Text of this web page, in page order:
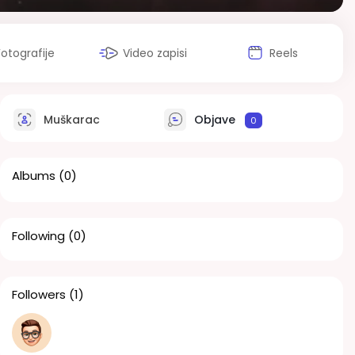
Video zapisi Reels
Muškarac Objave 0
Albums (0)
Following (0)
Followers (1)